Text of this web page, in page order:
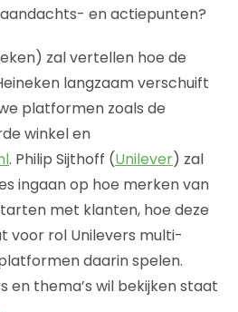
en actiepunten?
zal vertellen hoe de
langzaam verschuift
platformen zoals de
winkel en
. Philip Sijthoff (Unilever) zal
ingaan op hoe merken van
met klanten, hoe deze
voor rol Unilevers multi-
daarin spelen.
en thema’s wil bekijken staat